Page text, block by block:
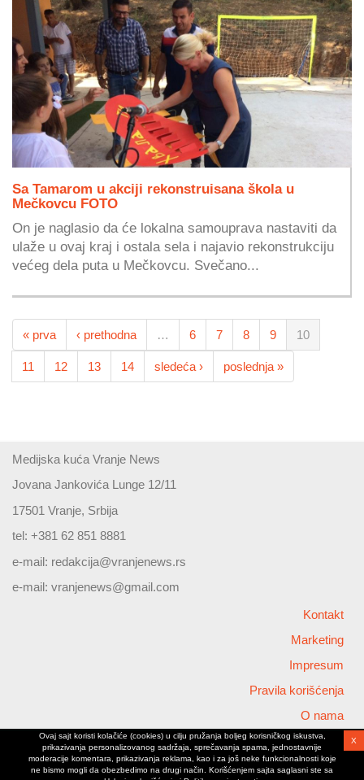
Sa Tamarom u akciji rekonstruisana škola u
Mečkovcu FOTO
On je naglasio da će lokalna samouprava nastaviti da
ulaže u ovaj kraj i ostala sela i najavio rekonstrukciju
većeg dela puta u Mečkovcu. Svečano...
« prva ‹ prethodna … 6 7 8 9 10
11 12 13 14 sledeća › poslednja »
Medijska kuća Vranje News
Jovana Jankovića Lunge 12/11
17501 Vranje, Srbija
tel: +381 62 851 8881
e-mail: redakcija@vranjenews.rs
e-mail: vranjenews@gmail.com
Kontakt
Marketing
Impresum
Pravila korišćenja
O nama
Copyright © 2026 Vranjenews
All rights reserved
www.vranjenews.rs
Ovaj sajt koristi kolačiće (cookies) u cilju pružanja boljeg korisničkog iskustva,
prikazivanja personalizovanog sadržaja, sprečavanja spama, jednostavnije
moderacije komentara, prikazivanja reklama, kao i za još neke funkcionalnosti koje
ne bismo mogli da obezbedimo na drugi način. Korišćenjem sajta saglasni ste sa
X